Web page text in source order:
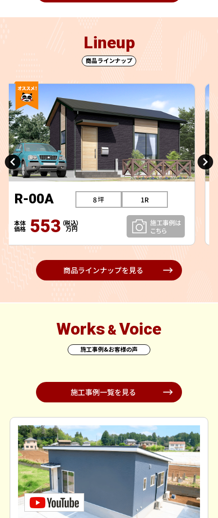
商品ラインナップ
Lineup
R-00A 8 1R
553
商品ラインナップを見る
施工事例&お客様の声
Works &Voice
施工事例一覧を見る